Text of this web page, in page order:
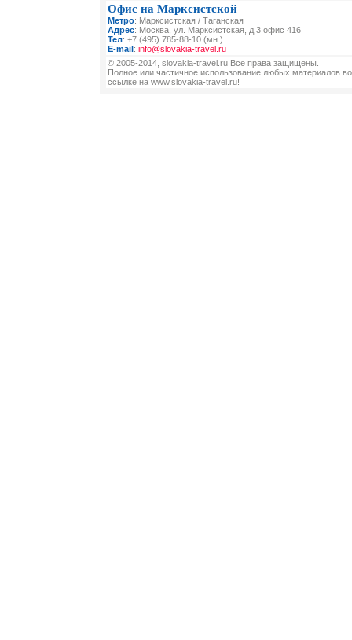
Офис на Марксистской
Метро: Марксистская / Таганская
Адрес: Москва, ул. Марксистская, д 3 офис 416
Тел: +7 (495) 785-88-10 (мн.)
E-mail: info@slovakia-travel.ru
© 2005-2014, slovakia-travel.ru Все права защищены.
Полное или частичное использование любых материалов
ссылке на www.slovakia-travel.ru!